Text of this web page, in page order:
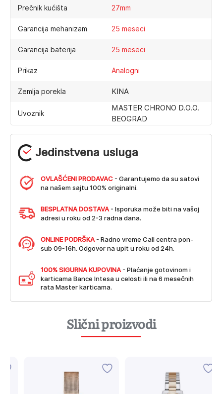
Jedinstvena usluga
OVLAŠĆENI PRODAVAC - Garantujemo da su satovi
na našem sajtu 100% originalni.
BESPLATNA DOSTAVA - Isporuka može biti na vašoj
adresi u roku od 2-3 radna dana.
ONLINE PODRŠKA - Radno vreme Call centra pon-
sub 09-16h. Odgovor na upit u roku od 24h.
100% SIGURNA KUPOVINA - Plaćanje gotovinom i
karticama Bance Intesa u celosti ili na 6 mesečnih
rata Master karticama.
Prečnik kućišta 27mm
Garancija mehanizam 25 meseci
Garancija baterija 25 meseci
Prikaz Analogni
Zemlja porekla KINA
Uvoznik
MASTER CHRONO D.O.O.
BEOGRAD
Slični proizvodi